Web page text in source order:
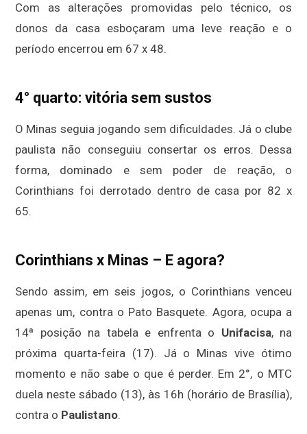
Com as alterações promovidas pelo técnico, os
donos da casa esboçaram uma leve reação e o
período encerrou em 67 x 48.
4° quarto: vitória sem sustos
O Minas seguia jogando sem dificuldades. Já o clube
paulista não conseguiu consertar os erros. Dessa
forma, dominado e sem poder de reação, o
Corinthians foi derrotado dentro de casa por 82 x
65.
Corinthians x Minas – E agora?
Sendo assim, em seis jogos, o Corinthians venceu
apenas um, contra o Pato Basquete. Agora, ocupa a
14ª posição na tabela e enfrenta o Unifacisa, na
próxima quarta-feira (17). Já o Minas vive ótimo
momento e não sabe o que é perder. Em 2°, o MTC
duela neste sábado (13), às 16h (horário de Brasília),
contra o Paulistano.